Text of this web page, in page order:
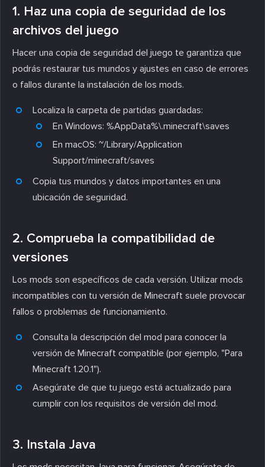
1. Haz una copia de seguridad de los
archivos del juego
Hacer una copia de seguridad del juego te garantiza que
podrás restaurar tus mundos y ajustes en caso de errores
o fallos durante la instalación de los mods.
Localiza la carpeta de partidas guardadas:
En Windows: %AppData%\.minecraft\saves
En macOS: ~/Library/Application
Support/minecraft/saves
Copia tus mundos y datos importantes en una
ubicación de seguridad.
2. Comprueba la compatibilidad de
versiones
Los mods son específicos de cada versión. Utilizar mods
incompatibles con tu versión de Minecraft suele provocar
fallos o problemas de funcionamiento.
Consulta la descripción del mod para conocer la
versión de Minecraft compatible (por ejemplo, "Para
Minecraft 1.20.1").
Asegúrate de que tu juego está actualizado para
cumplir con los requisitos de versión del mod.
3. Instala Java